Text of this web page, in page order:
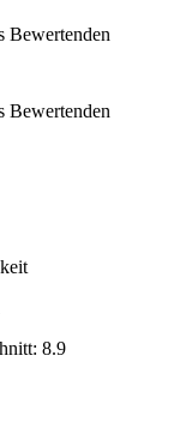
Bewertenden
Bewertenden
8.9